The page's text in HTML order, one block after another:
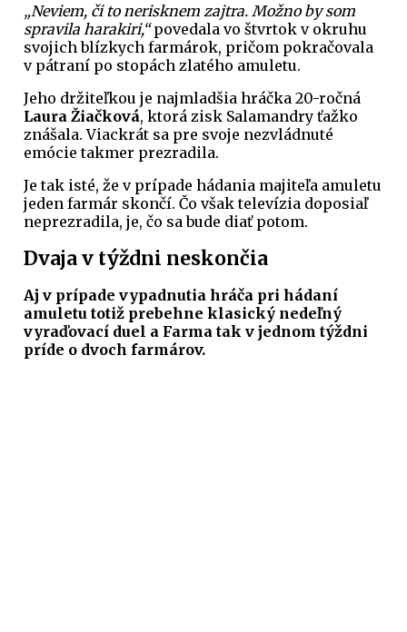
„Neviem, či to nerisknem zajtra. Možno by som
spravila harakiri,“povedala vo štvrtok v okruhu
svojich blízkych farmárok, pričom pokračovala
v pátraní po stopách zlatého amuletu.
Jeho držiteľkou je najmladšia hráčka 20-ročná
Laura Žiačková, ktorá zisk Salamandry ťažko
znášala. Viackrát sa pre svoje nezvládnuté
emócie takmer prezradila.
Je tak isté, že v prípade hádania majiteľa amuletu
jeden farmár skončí. Čo však televízia doposiaľ
neprezradila, je, čo sa bude diať potom.
Dvaja v týždni neskončia
Aj v prípade vypadnutia hráča pri hádaní
amuletu totiž prebehne klasický nedeľný
vyraďovací duel a Farma tak v jednom týždni
príde o dvoch farmárov.